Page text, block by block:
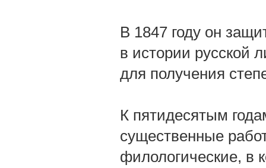
В 1847 году он
в истории русской
для получения
К пятидесятым
существенные
филологические, в